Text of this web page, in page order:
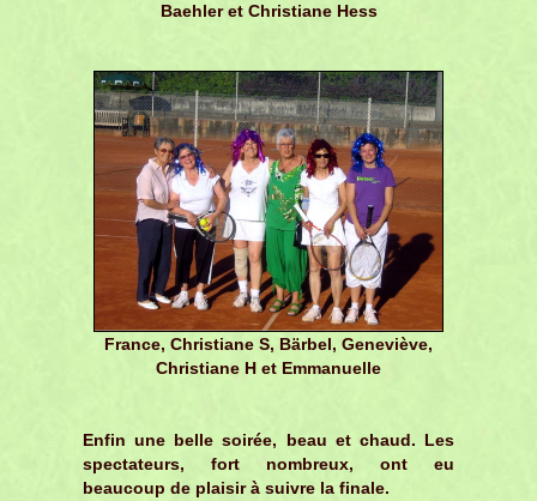
Baehler et Christiane Hess
France, Christiane S, Bärbel, Geneviève,
Christiane H et Emmanuelle
Enfin une belle soirée, beau et chaud. Les
spectateurs, fort nombreux, ont eu
beaucoup de plaisir à suivre la finale.